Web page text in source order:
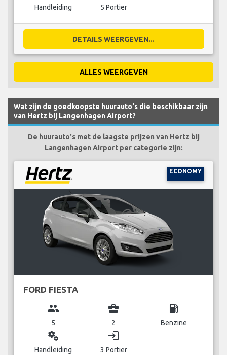
Handleiding 5 Portier
DETAILS WEERGEVEN...
ALLES WEERGEVEN
Wat zijn de goedkoopste huurauto's die beschikbaar zijn
van Hertz bij Langenhagen Airport?
De huurauto's met de laagste prijzen van Hertz bij
Langenhagen Airport per categorie zijn:
ECONOMY
FORD FIESTA
group
5
business_center
2
local_gas_station
Benzine
miscellaneous_services
Handleiding
login
3 Portier